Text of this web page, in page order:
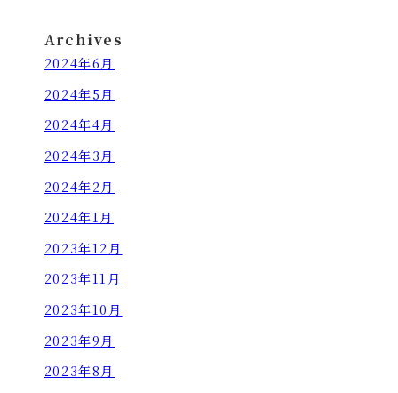
Archives
2024年6月
2024年5月
2024年4月
2024年3月
2024年2月
2024年1月
2023年12月
2023年11月
2023年10月
2023年9月
2023年8月